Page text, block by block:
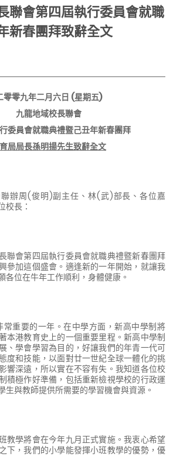
聯會第四屆執行委員會就職
新春團拜致辭全文
零零九年二月六日 (星期五)
九龍地域校長聯會
委員會就職典禮暨己丑年新春團拜
局局長孫明揚先生致辭全文
辦周(俊明)副主任、林(武)部長、各位嘉
校長：
聯會第四屆執行委員會就職典禮暨新春團拜
參加這個盛會。適逢新的一年開始，就讓我
各位在牛年工作順利，身體健康。
重要的一年。在中學方面，新高中學制將
本港教育史上的一個重要里程。新高中學制
、學會學習為目的，好讓我們的年青一代可
度和技能，以面對廿一世紀全球一體化的挑
響深遠，所以實在不容有失。我知道各位校
積極作好準備，包括重新檢視學校的行政運
生與教師提供所需要的學習機會與資源。
教學將會在今年九月正式實施。我衷心希望
下，我們的小學能發揮小班教學的優勢，優